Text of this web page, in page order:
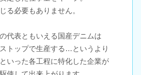
る必要もありません。
代表ともいえる国産デニムは
トップで生産する…というより
いった各工程に特化した企業が